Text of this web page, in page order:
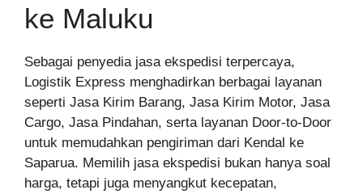
ke Maluku
Sebagai penyedia jasa ekspedisi terpercaya,
Logistik Express menghadirkan berbagai layanan
seperti Jasa Kirim Barang, Jasa Kirim Motor, Jasa
Cargo, Jasa Pindahan, serta layanan Door-to-Door
untuk memudahkan pengiriman dari Kendal ke
Saparua. Memilih jasa ekspedisi bukan hanya soal
harga, tetapi juga menyangkut kecepatan,